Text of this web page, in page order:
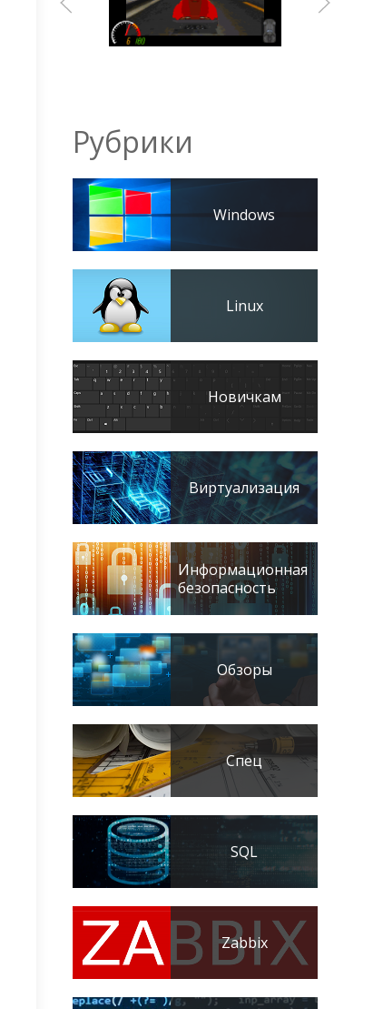
Рубрики
Windows
Linux
Новичкам
Виртуализация
Информационная
безопасность
Обзоры
Спец
SQL
Zabbix